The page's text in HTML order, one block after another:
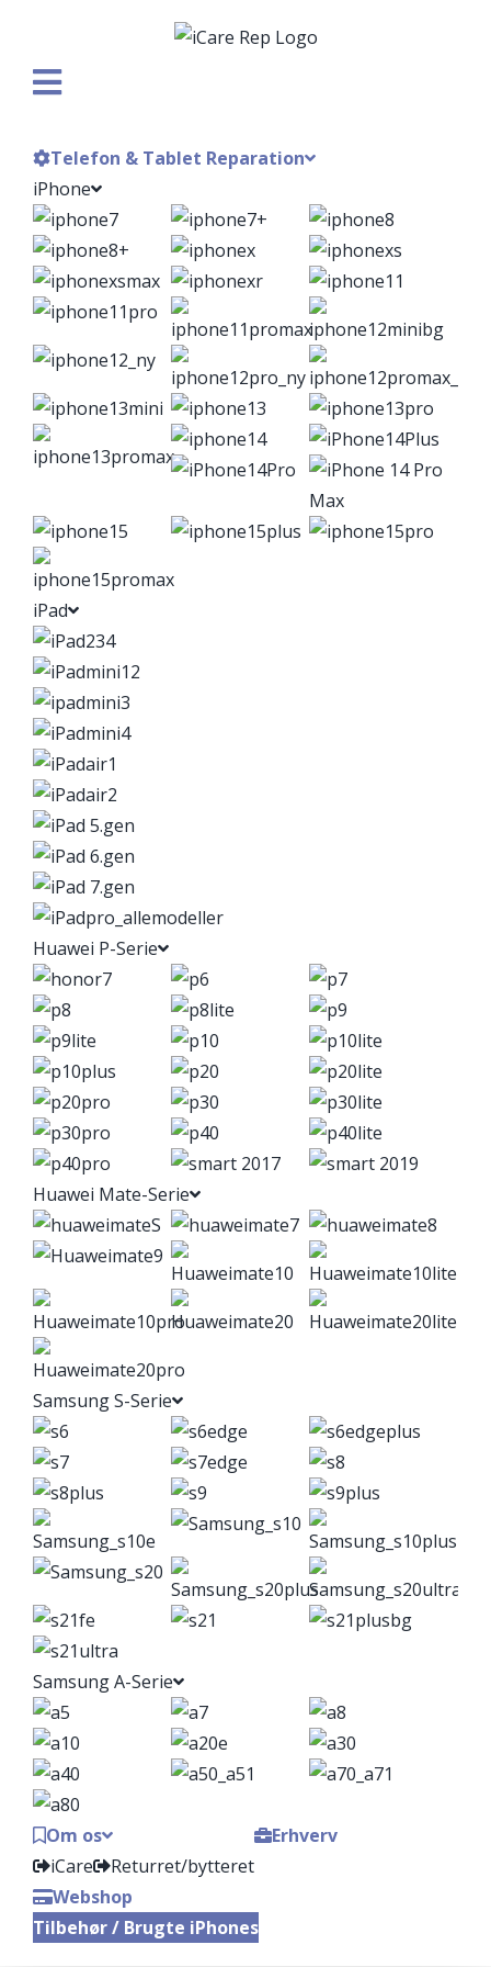
content
Telefon & Tablet Reparation
iPhone
iPad
Huawei P-Serie
Huawei Mate-Serie
Samsung S-Serie
Samsung A-Serie
Om os
iCare
Returret/bytteret
Erhverv
Webshop
Tilbehør / Brugte iPhones